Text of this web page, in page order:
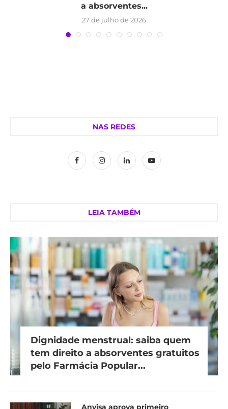
a absorventes...
27 de julho de 2026
NAS REDES
LEIA TAMBÉM
Dignidade menstrual: saiba quem
tem direito a absorventes gratuitos
pelo Farmácia Popular...
Anvisa aprova primeiro